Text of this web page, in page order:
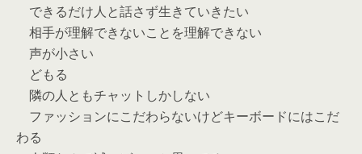
できるだけ人と話さず生きていきたい
相手が理解できないことを理解できない
声が小さい
どもる
隣の人ともチャットしかしない
ファッションにこだわらないけどキーボードにはこだ
わる